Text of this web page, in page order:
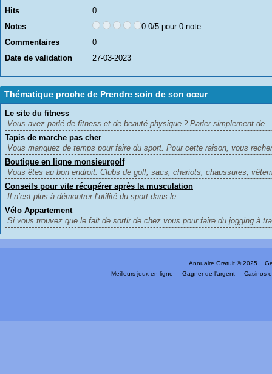
Hits
0
Notes
0.0/5 pour 0 note
Commentaires
0
Date de validation
27-03-2023
Thématique proche de Prendre soin de son cœur
Le site du fitness
Vous avez parlé de fitness et de beauté physique ? Parler simplement de...
Tapis de marche pas cher
Vous manquez de temps pour faire du sport. Pour cette raison, vous
Boutique en ligne monsieurgolf
Vous êtes au bon endroit. Clubs de golf, sacs, chariots, chaussures,
Conseils pour vite récupérer après la musculation
Il n’est plus à démontrer l’utilité du sport dans le...
Vélo Appartement
Si vous trouvez que le fait de sortir de chez vous pour faire du jogging à
Annuaire Gratuit © 2025
Meilleurs jeux en ligne
-Gagner de l'argent -Casinos